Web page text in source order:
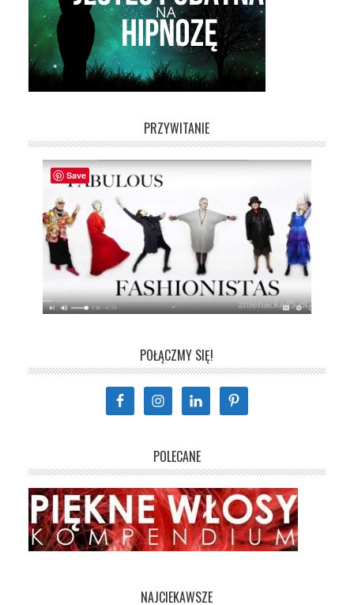
PRZYWITANIE
POŁĄCZMY SIĘ!
POLECANE
NAJCIEKAWSZE
Save